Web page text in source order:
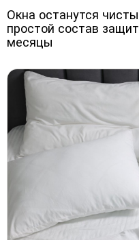
Окна останутся
простой состав
месяцы